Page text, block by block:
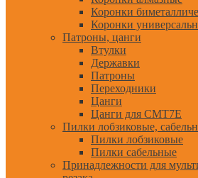
Коронки
Коронки
Патроны, цанги
Втулки
Державки
Патроны
Переходники
Цанги
Цанги для CMT7E
Пилки лобзиковые,
Пилки лобзиковые
Пилки сабельные
Принадлежности для